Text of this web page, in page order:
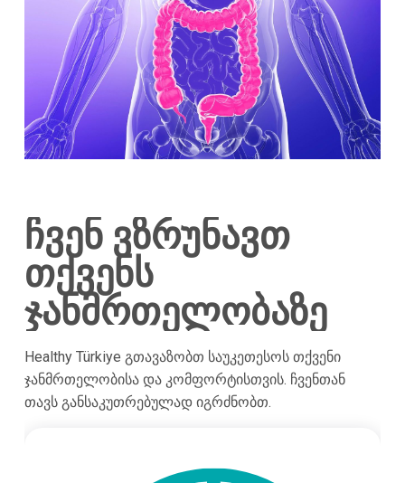
ჩვენ ვზრუნავთ
თქვენს
ჯანმრთელობაზე
Healthy Türkiye გთავაზობთ საუკეთესოს თქვენი
ჯანმრთელობისა და კომფორტისთვის. ჩვენთან
თავს განსაკუთრებულად იგრძნობთ.